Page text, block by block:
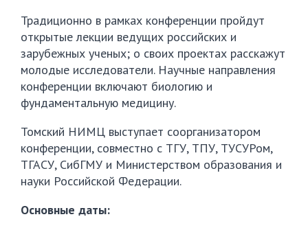
Традиционно в рамках конференции пройдут
открытые лекции ведущих российских и
зарубежных ученых; о своих проектах расскажут
молодые исследователи. Научные направления
конференции включают биологию и
фундаментальную медицину.
Томский НИМЦ выступает соорганизатором
конференции, совместно с ТГУ, ТПУ, ТУСУРом,
ТГАСУ, СибГМУ и Министерством образования и
науки Российской Федерации.
Основные даты: